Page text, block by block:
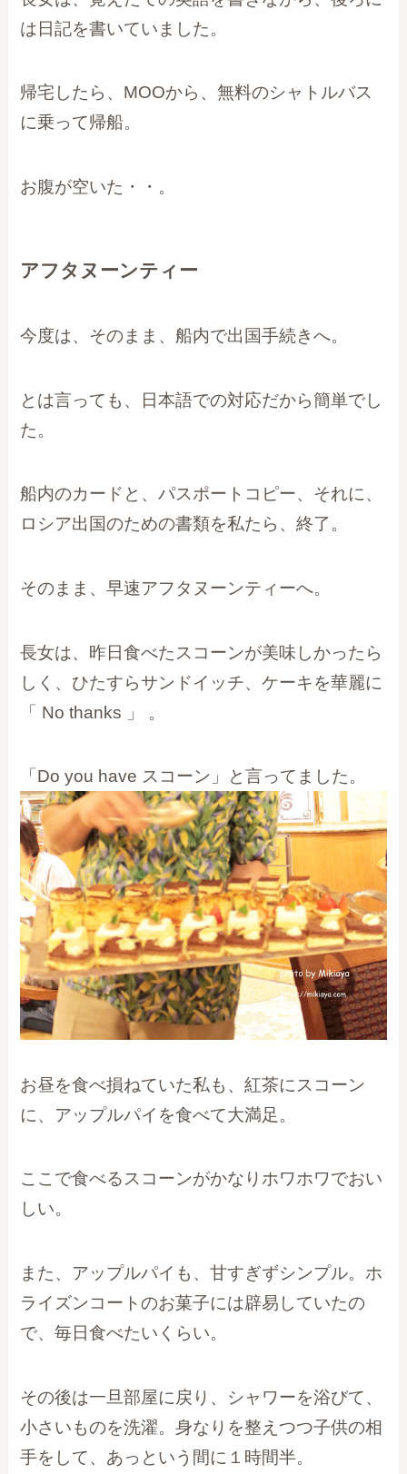
は日記を書いていました。
帰宅したら、MOOから、無料のシャトルバス
に乗って帰船。
お腹が空いた・・。
アフタヌーンティー
今度は、そのまま、船内で出国手続きへ。
とは言っても、日本語での対応だから簡単でし
た。
船内のカードと、パスポートコピー、それに、
ロシア出国のための書類を私たら、終了。
そのまま、早速アフタヌーンティーへ。
長女は、昨日食べたスコーンが美味しかったら
しく、ひたすらサンドイッチ、ケーキを華麗に
「 No thanks 」 。
「Do you have スコーン」と言ってました。
お昼を食べ損ねていた私も、紅茶にスコーン
に、アップルパイを食べて大満足。
ここで食べるスコーンがかなりホワホワでおい
しい。
また、アップルパイも、甘すぎずシンプル。ホ
ライズンコートのお菓子には辟易していたの
で、毎日食べたいくらい。
その後は一旦部屋に戻り、シャワーを浴びて、
小さいものを洗濯。身なりを整えつつ子供の相
手をして、あっという間に１時間半。